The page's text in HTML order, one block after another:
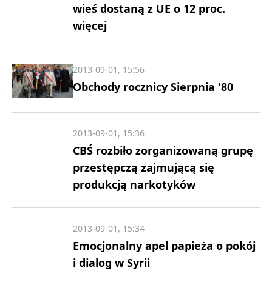
wieś dostaną z UE o 12 proc.
więcej
Obchody rocznicy Sierpnia '80
2013-09-01, 15:56
CBŚ rozbiło zorganizowaną grupę
przestępczą zajmującą się
produkcją narkotyków
2013-09-01, 15:36
Emocjonalny apel papieża o pokój
i dialog w Syrii
2013-09-01, 15:34